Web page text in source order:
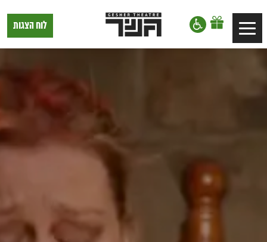
דלג לסרגל הניווט
דלג לתוכן
Toggle
navigation
תיאטרון
גשר,
לוח הצגות